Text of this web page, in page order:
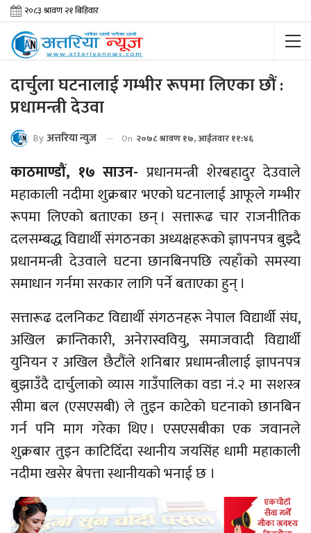
दार्चुला घटनालाई गम्भीर रूपमा लिएका छौं :
प्रधामन्त्री देउवा
By अत्तरिया न्युज On २०७८ श्रावण १७, आईतवार ११:४६
काठमाण्डौं, १७ साउन- प्रधानमन्त्री शेरबहादुर देउवाले
महाकाली नदीमा शुक्रबार भएको घटनालाई आफूले गम्भीर
रूपमा लिएको बताएका छन् । सत्तारूढ चार राजनीतिक
दलसम्बद्ध विद्यार्थी संगठनका अध्यक्षहरूको ज्ञापनपत्र बुझ्दै
प्रधानमन्त्री देउवाले घटना छानबिनपछि त्यहाँको समस्या
समाधान गर्नमा सरकार लागि पर्ने बताएका हुन् ।
सत्तारूढ दलनिकट विद्यार्थी संगठनहरू नेपाल विद्यार्थी संघ,
अखिल क्रान्तिकारी, अनेरास्ववियु, समाजवादी विद्यार्थी
युनियन र अखिल छैटौंले शनिबार प्रधामन्त्रीलाई ज्ञापनपत्र
बुझाउँदै दार्चुलाको व्यास गाउँपालिका वडा नं.२ मा सशस्त्र
सीमा बल (एसएसबी) ले तुइन काटेको घटनाको छानबिन
गर्न पनि माग गरेका थिए । एसएसबीका एक जवानले
शुक्रबार तुइन काटिदिँदा स्थानीय जयसिंह धामी महाकाली
नदीमा खसेर बेपत्ता स्थानीयको भनाई छ ।